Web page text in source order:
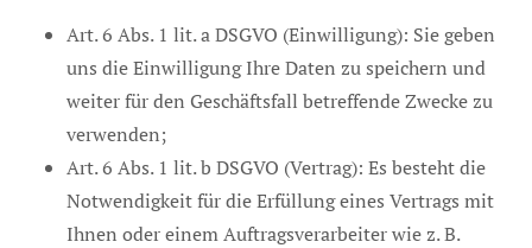
Art. 6 Abs. 1 lit. a DSGVO (Einwilligung): Sie geben
uns die Einwilligung Ihre Daten zu speichern und
weiter für den Geschäftsfall betreffende Zwecke zu
verwenden;
Art. 6 Abs. 1 lit. b DSGVO (Vertrag): Es besteht die
Notwendigkeit für die Erfüllung eines Vertrags mit
Ihnen oder einem Auftragsverarbeiter wie z. B.